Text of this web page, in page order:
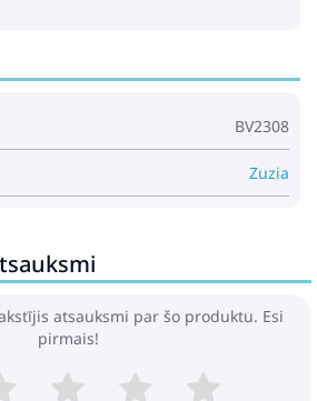
BV2308
Zuzia
atsauksmi par šo produktu. Esi
pirmais!